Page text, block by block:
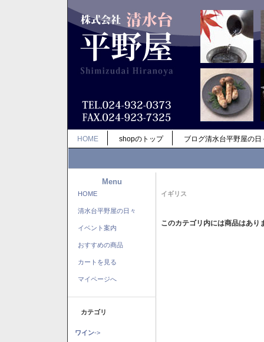
HOME shopのトップ ブログ清水台平野屋の日
Menu
HOME
清水台平野屋の日々
イベント案内
おすすめの商品
カートを見る
マイページへ
カテゴリ
ワイン->
イギリス
このカテゴリ内には商品はあり